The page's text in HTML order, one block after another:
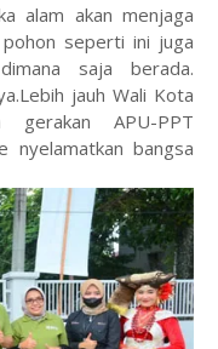
alam akan menjaga
seperti ini juga
saja berada.
jauh Wali Kota
gerakan APU-PPT
nyelamatkan bangsa